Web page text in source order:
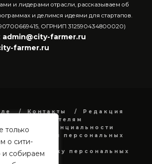
только
о сити-
и собираем
и лидерами отрасли, рассказываем об
и делимся идеями для стартапов.
ОГРНИП 312590434800020)
admin@city-farmer.ru
farmer.ru
Контакты
Редакция
Рекламодателям
конфиденциальности
обработки персональных
данных
на обработку персональных
данных